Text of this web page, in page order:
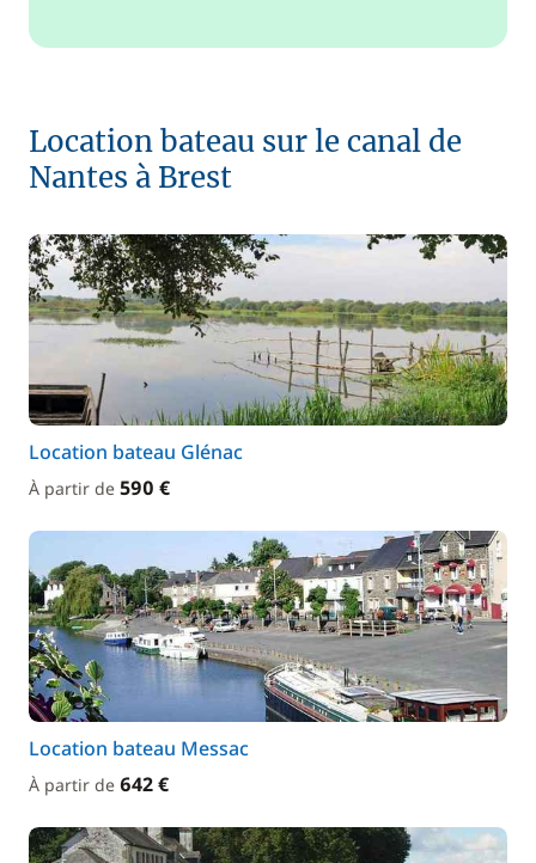
Location bateau sur le canal de
Nantes à Brest
Location bateau Glénac
À partir de 590 €
Location bateau Messac
À partir de 642 €